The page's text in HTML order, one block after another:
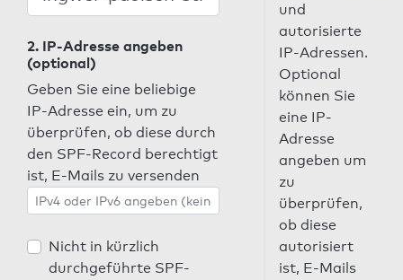
2. IP-Adresse angeben
(optional)
Geben Sie eine beliebige
IP-Adresse ein, um zu
überprüfen, ob diese durch
den SPF-Record berechtigt
ist, E-Mails zu versenden
Nicht in kürzlich
durchgeführte SPF-
und
autorisierte
IP-Adressen.
Optional
können Sie
eine IP-
Adresse
angeben um
zu
überprüfen,
ob diese
autorisiert
ist, E-Mails